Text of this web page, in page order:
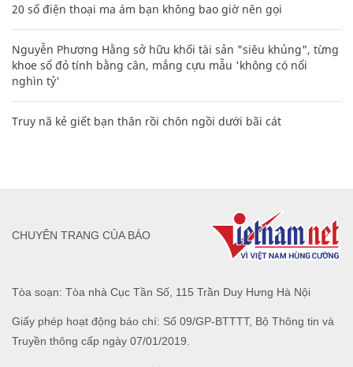
20 số điện thoại ma ám bạn không bao giờ nên gọi
Nguyễn Phương Hằng sở hữu khối tài sản "siêu khủng", từng
khoe sổ đỏ tính bằng cân, mắng cựu mẫu 'không có nổi
nghìn tỷ'
Truy nã kẻ giết bạn thân rồi chôn ngồi dưới bãi cát
Tòa soạn: Tòa nhà Cục Tần Số, 115 Trần Duy Hưng Hà Nội
Giấy phép hoạt động báo chí: Số 09/GP-BTTTT, Bộ Thông tin và
Truyền thông cấp ngày 07/01/2019.
CHUYÊN TRANG CỦA BÁO